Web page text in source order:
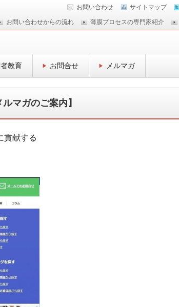
お問い合わせ サイトマップ
お問い合わせからの流れ 薄膜プロセスの専門家紹介
教育 お問合せ メルマガ
マガのご案内】
貢献する